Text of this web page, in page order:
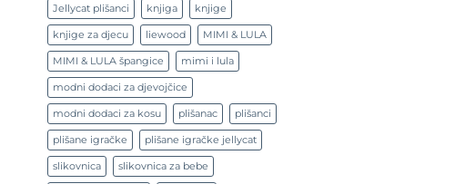
Jellycat plišanci knjiga knjige
knjige za djecu liewood MIMI & LULA
MIMI & LULA špangice mimi i lula
modni dodaci za djevojčice
modni dodaci za kosu plišanac plišanci
plišane igračke plišane igračke jellycat
slikovnica slikovnica za bebe